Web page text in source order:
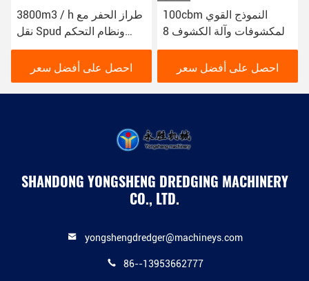
3800m3 / h طراز الحفر مع
نقل Spud ونظام التحكم
PLC سيمنز
احصل على أفضل سعر
100cbm النموذج القوي
المكشوفات وآلة الكشوف 8
بوصة لمشاريع الكشوف على
نطاق واسع والمهام
احصل على أفضل سعر
SHANDONG YONGSHENG DREDGING MACHINERY
CO., LTD.
yongshengdredger@machineys.com
86--13953662777